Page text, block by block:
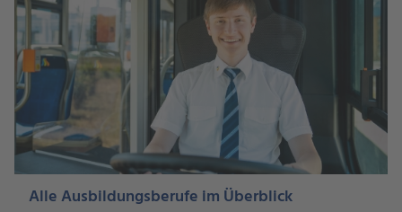
Alle Ausbildungsberufe im Überblick